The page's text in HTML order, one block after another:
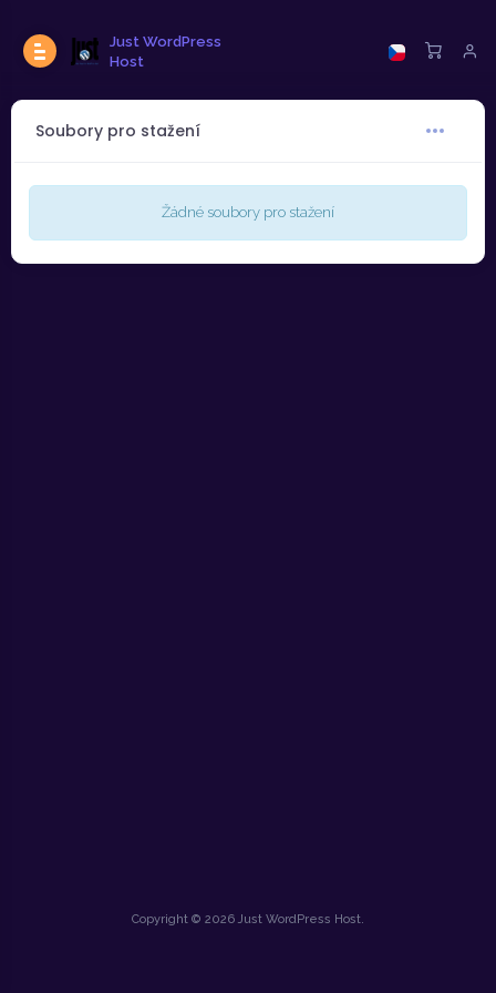
Just WordPress
Host
Soubory pro stažení
Žádné soubory pro stažení
Copyright © 2026 Just WordPress Host.